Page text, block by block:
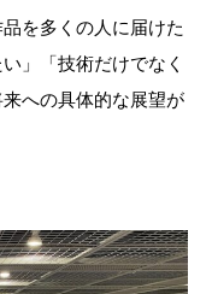
を多くの人に届けた
」「技術だけでなく
への具体的な展望が